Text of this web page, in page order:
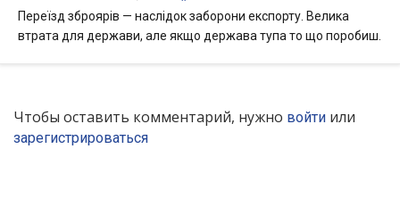
Переїзд зброярів — наслідок заборони експорту. Велика
втрата для держави, але якщо держава тупа то що поробиш.
Чтобы оставить комментарий, нужно войти или
зарегистрироваться